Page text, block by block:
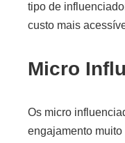
tipo de
custo mais
Micro
Os micro
engajamento